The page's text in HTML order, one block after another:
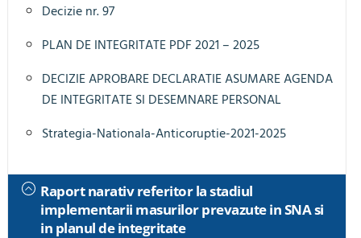
Decizie nr. 97
PLAN DE INTEGRITATE PDF 2021 – 2025
DECIZIE APROBARE DECLARATIE ASUMARE AGENDA
DE INTEGRITATE SI DESEMNARE PERSONAL
Strategia-Nationala-Anticoruptie-2021-2025
Raport narativ referitor la stadiul
implementarii masurilor prevazute in SNA si
in planul de integritate